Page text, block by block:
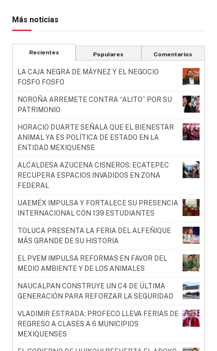
Más noticias
Recientes Populares Comentarios
LA CAJA NEGRA DE MÁYNEZ Y EL NEGOCIO
FOSFO FOSFO
NOROÑA ARREMETE CONTRA “ALITO” POR SU
PATRIMONIO
HORACIO DUARTE SEÑALA QUE EL BIENESTAR
ANIMAL YA ES POLÍTICA DE ESTADO EN LA
ENTIDAD MEXIQUENSE
ALCALDESA AZUCENA CISNEROS: ECATEPEC
RECUPERA ESPACIOS INVADIDOS EN ZONA
FEDERAL
UAEMÉX IMPULSA Y FORTALECE SU PRESENCIA
INTERNACIONAL CON 139 ESTUDIANTES
TOLUCA PRESENTA LA FERIA DEL ALFEÑIQUE
MÁS GRANDE DE SU HISTORIA
EL PVEM IMPULSA REFORMAS EN FAVOR DEL
MEDIO AMBIENTE Y DE LOS ANIMALES
NAUCALPAN CONSTRUYE UN C4 DE ÚLTIMA
GENERACIÓN PARA REFORZAR LA SEGURIDAD
VLADIMIR ESTRADA: PROFECO LLEVA FERIAS DE
REGRESO A CLASES A 6 MUNICIPIOS
MEXIQUENSES